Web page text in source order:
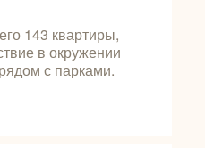
143 квартиры,
в окружении
с парками.